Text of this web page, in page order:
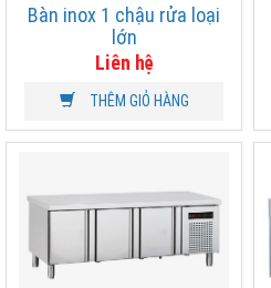
Bàn inox 1 chậu rửa loại
lớn
Liên hệ
THÊM GIỎ HÀNG